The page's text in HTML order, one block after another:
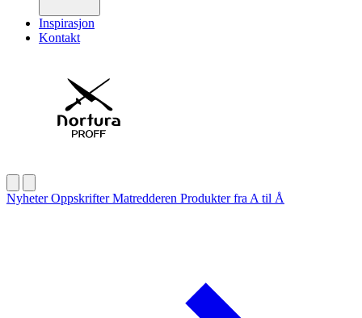
Inspirasjon
Kontakt
NyheterOppskrifterMatredderen Produkter fra A til Å